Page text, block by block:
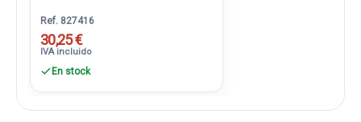
Ref. 827416
30,25 €
IVA incluido
En stock